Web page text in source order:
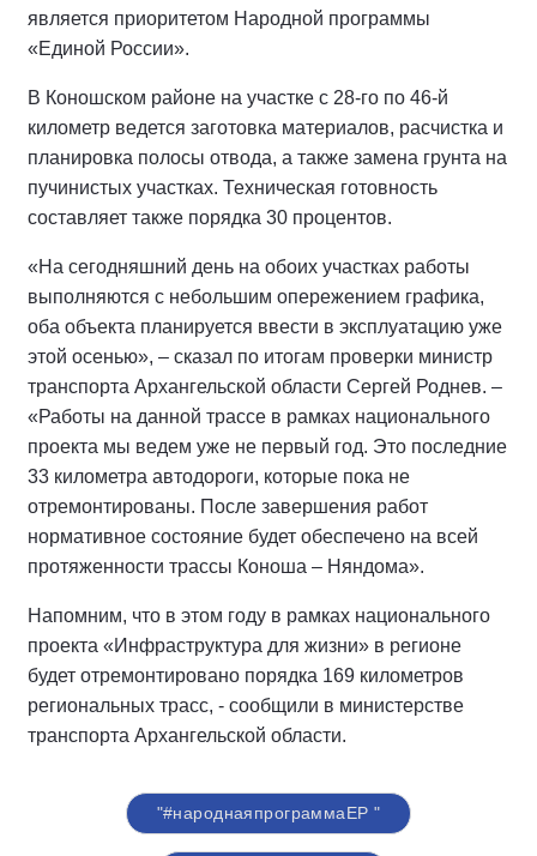
является приоритетом Народной программы
«Единой России».
В Коношском районе на участке с 28-го по 46-й
километр ведется заготовка материалов, расчистка и
планировка полосы отвода, а также замена грунта на
пучинистых участках. Техническая готовность
составляет также порядка 30 процентов.
«На сегодняшний день на обоих участках работы
выполняются с небольшим опережением графика,
оба объекта планируется ввести в эксплуатацию уже
этой осенью», – сказал по итогам проверки министр
транспорта Архангельской области Сергей Роднев. –
«Работы на данной трассе в рамках национального
проекта мы ведем уже не первый год. Это последние
33 километра автодороги, которые пока не
отремонтированы. После завершения работ
нормативное состояние будет обеспечено на всей
протяженности трассы Коноша – Няндома».
Напомним, что в этом году в рамках национального
проекта «Инфраструктура для жизни» в регионе
будет отремонтировано порядка 169 километров
региональных трасс, - сообщили в министерстве
транспорта Архангельской области.
"#народнаяпрограммаЕР "